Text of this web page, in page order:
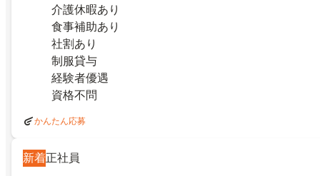
介護休暇あり
食事補助あり
社割あり
制服貸与
経験者優遇
資格不問
かんたん応募
新着正社員